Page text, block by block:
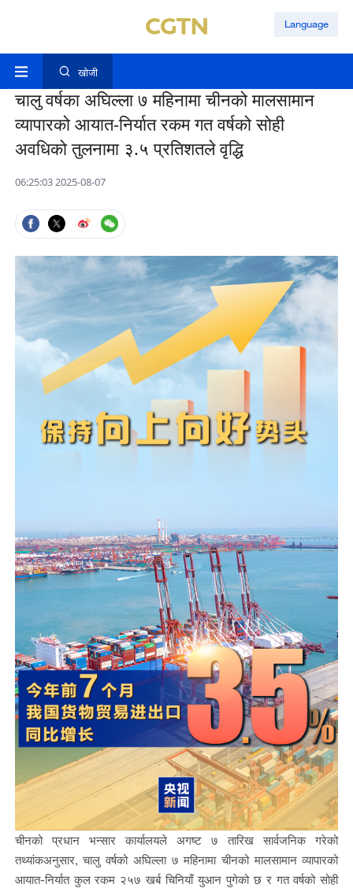
Language
खोजी
चालु वर्षका अघिल्ला ७ महिनामा चीनको मालसामान
व्यापारको आयात-निर्यात रकम गत वर्षको सोही
अवधिको तुलनामा ३.५ प्रतिशतले वृद्धि
06:25:03 2025-08-07
चीनको प्रधान भन्सार कार्यालयले अगष्ट ७ तारिख सार्वजनिक गरेको
तथ्यांकअनुसार, चालु वर्षको अघिल्ला ७ महिनामा चीनको मालसामान व्यापारको
आयात-निर्यात कुल रकम २५७ खर्ब चिनियाँ युआन पुगेको छ र गत वर्षको सोही